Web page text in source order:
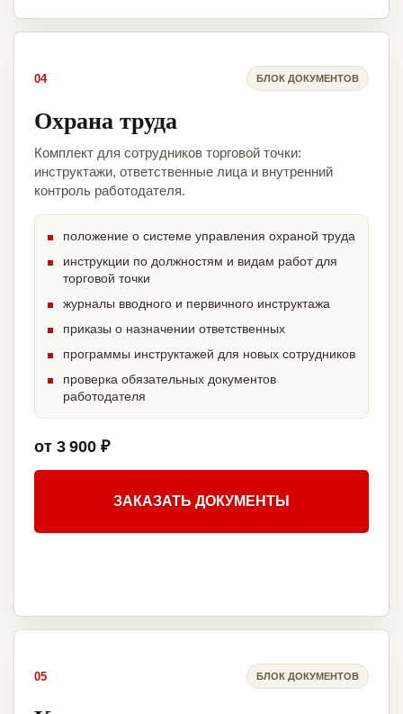
04 БЛОК ДОКУМЕНТОВ
Охрана труда
Комплект для сотрудников торговой точки:
инструктажи, ответственные лица и внутренний
контроль работодателя.
положение о системе управления охраной труда
инструкции по должностям и видам работ для
торговой точки
журналы вводного и первичного инструктажа
приказы о назначении ответственных
программы инструктажей для новых сотрудников
проверка обязательных документов
работодателя
от 3 900 ₽
ЗАКАЗАТЬ ДОКУМЕНТЫ
05 БЛОК ДОКУМЕНТОВ